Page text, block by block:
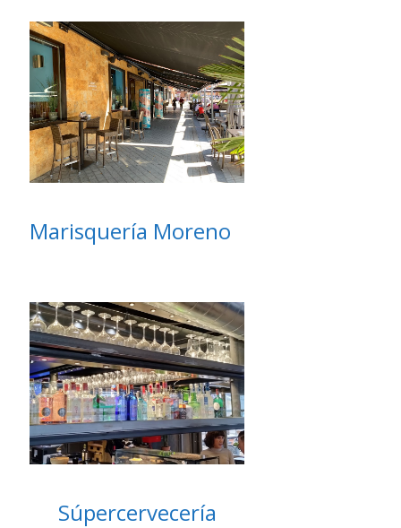
Marisquería Moreno
Súpercervecería